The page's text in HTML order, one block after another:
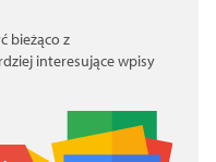
bieżąco z
interesujące wpisy